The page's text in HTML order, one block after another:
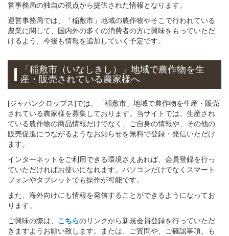
営事務局の独自の視点から提供された情報となります。
運営事務局では、「稲敷市」地域の農作物やそこで行われている
農業に関して、国内外の多くの消費者の方に興味をもっていただ
けるよう、今後も情報を追加していく予定です。
「稲敷市（いなしきし）」地域で農作物を生
産・販売されている農家様へ
[ジャパンクロップス]では、「稲敷市」地域で農作物を生産・販売
されている農家様を募集しております。当サイトでは、生産され
ている農作物の商品情報だけでなく、ご自身の情報や、その他の
販売促進につながるようなお知らせを無料で登録・発信いただけ
ます。
インターネットをご利用できる環境さえあれば、会員登録を行っ
ていただければお使いになれます。パソコンだけでなくスマート
フォンやタブレットでも操作が可能です。
また、海外向けにも情報を発信することができるようになってお
ります。
ご興味の際は、 こちらのリンクから新規会員登録を行っていただ
きますようお願い致します。または、ご質問や、ご確認事項、も